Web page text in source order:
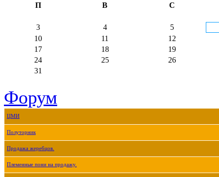
П В С
3 4
5
10
11
12
17
18
19
24
25
26
31
Форум
ЦМИ
Полуторник
Продажа жеребцов.
Племенные пони на продажу.